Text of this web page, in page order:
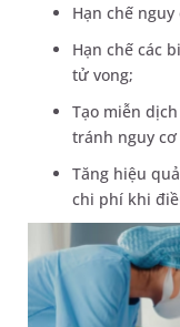
Hạn chế
Hạn chế các
tử vong;
Tạo miễn
tránh nguy
Tăng hiệu
chi phí khi